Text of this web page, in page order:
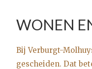
WONEN
Bij Verburgt-
gescheiden. Dat